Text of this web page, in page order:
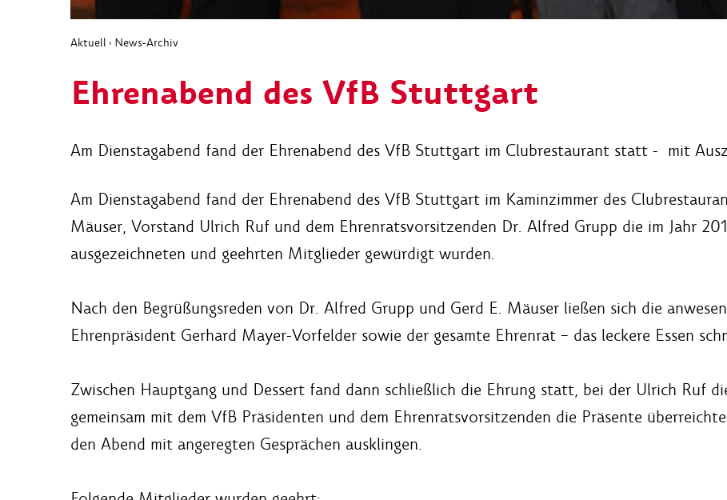
Aktuell › News-Archiv
Ehrenabend des VfB Stuttgart
Am Dienstagabend fand der Ehrenabend des VfB Stuttgart im Clubrestaurant statt - mit
Am Dienstagabend fand der Ehrenabend des VfB Stuttgart im Kaminzimmer des
Mäuser, Vorstand Ulrich Ruf und dem Ehrenratsvorsitzenden Dr. Alfred Grupp die im Jahr
ausgezeichneten und geehrten Mitglieder gewürdigt wurden.
Nach den Begrüßungsreden von Dr. Alfred Grupp und Gerd E. Mäuser ließen sich die
Ehrenpräsident Gerhard Mayer-Vorfelder sowie der gesamte Ehrenrat – das leckere Essen
Zwischen Hauptgang und Dessert fand dann schließlich die Ehrung statt, bei der Ulrich Ruf
gemeinsam mit dem VfB Präsidenten und dem Ehrenratsvorsitzenden die Präsente
den Abend mit angeregten Gesprächen ausklingen.